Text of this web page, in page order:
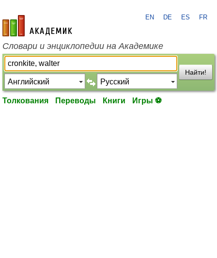
academic.ru
EN DE ES FR
Словари и энциклопедии на Академике
Найти!
Толкования Переводы Книги Игры ⚽